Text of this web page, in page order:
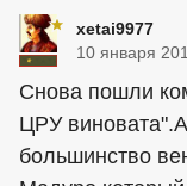
xetai9977
10 января
Снова пошли
ЦРУ
большинство